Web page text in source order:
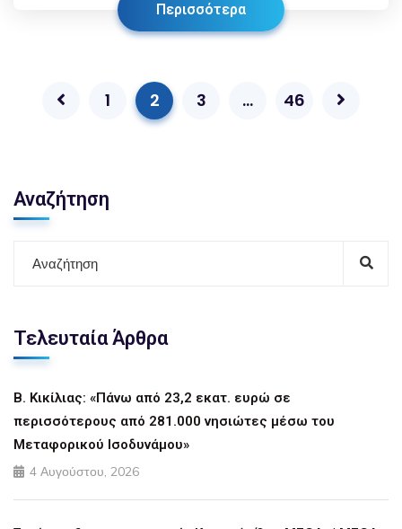
Περισσότερα
1 2 3 … 46
Αναζήτηση
Τελευταία Άρθρα
Β. Κικίλιας: «Πάνω από 23,2 εκατ. ευρώ σε
περισσότερους από 281.000 νησιώτες μέσω του
Μεταφορικού Ισοδυνάμου»
4 Αυγούστου, 2026